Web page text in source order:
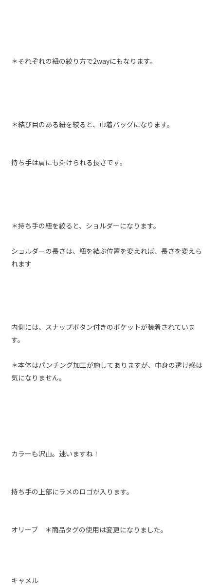
＊それぞれの紐の絞り方で2wayにもなります。
＊結び目のある紐を絞ると、巾着バッグになります。
持ち手は肩にも掛けられる長さです。
＊持ち手の紐を絞ると、ショルダーになります。
ショルダーの長さは、紐を結ぶ位置を変えれば、長さを変えら
れます
内側には、スナップボタン付きのポケットが装着されていま
す。
＊本体はパンチング加工が施してありますが、中身の透け感は
気になりません。
カラーも沢山。迷いますね！
持ち手の上部にラメのロゴが入ります。
オリーブ ＊商品タグの使用は変更になりました。
キャメル